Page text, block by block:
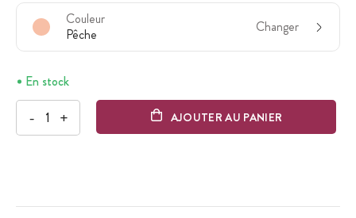
Couleur
Pêche
Changer
En stock
- + AJOUTER AU PANIER